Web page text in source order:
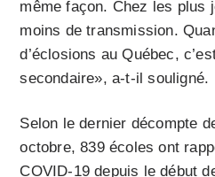
même façon. Chez les plus
moins de transmission.
d’éclosions au Québec,
secondaire», a-t-il souligné.
Selon le dernier décompte
octobre, 839 écoles ont
COVID-19 depuis le début